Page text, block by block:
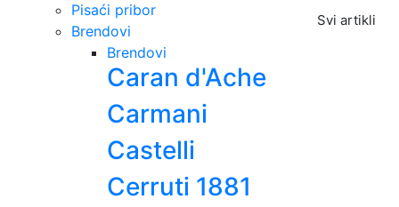
Svi artikli
Pisaći pribor
Brendovi
Brendovi
Caran d'Ache
Carmani
Castelli
Cerruti 1881